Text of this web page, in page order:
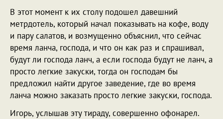
В этот момент к их столу подошел давешний
метрдотель, который начал показывать на кофе, воду
и пару салатов, и возмущенно объяснил, что сейчас
время ланча, господа, и что он как раз и спрашивал,
будут ли господа ланч, а если господа будут не ланч, а
просто легкие закуски, тогда он господам бы
предложил найти другое заведение, где во время
ланча можно заказать просто легкие закуски, господа.
Игорь, услышав эту тираду, совершенно офонарел.